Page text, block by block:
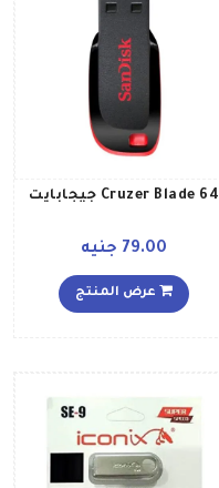
Cruzer Blade 64 جيجابايت
79.00 جنيه
عرض المنتج